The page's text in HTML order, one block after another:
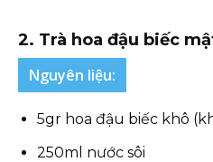
2. Trà hoa đậu biếc
Nguyên liệu:
5gr hoa đậu biếc khô
250ml nước sôi